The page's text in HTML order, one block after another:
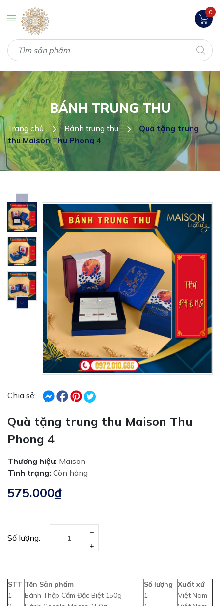
0
BÁNH TRUNG THU
Trang chủ Bánh trung thu
Quà tặng trung
thu Maison Thu Phong 4
Chia sẻ:
Quà tặng trung thu Maison Thu
Phong 4
Thương hiệu: Maison
Tình trạng: Còn hàng
575.000₫
Số lượng:
STT Tên Sản phẩm Số lượng
Xuất xứ
1
Bánh Thập Cẩm Đặc Biệt 150g 1
Việt Nam